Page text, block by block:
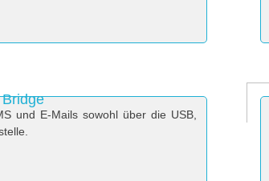
und E-Mails sowohl über die USB,